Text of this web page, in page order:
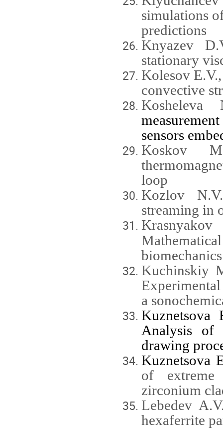
simulations
predictions
Knyazev
stationary
Kolesov
convective
sensors
Koskov
loop
Kozlov
streaming in
Kuchinskiy
a
Analysis of
drawing
Kuznetsova
of
zirconium
Lebedev
hexaferrite